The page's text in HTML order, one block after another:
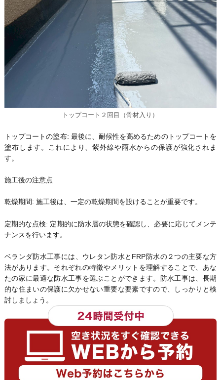
トップコート２回目（骨材入り）
トップコートの塗布: 最後に、耐候性を高めるためのトップコートを
塗布します。これにより、紫外線や雨水からの保護が強化されま
す。
施工後の注意点
乾燥期間: 施工後は、一定の乾燥期間を設けることが重要です。
定期的な点検: 定期的に防水層の状態を確認し、必要に応じてメンテ
ナンスを行います。
ベランダ防水工事には、ウレタン防水とFRP防水の２つの主要な方
法があります。それぞれの特徴やメリットを理解することで、あな
たの家に最適な防水工事を選ぶことができます。防水工事は、長期
的な住まいの保護に欠かせない重要な要素ですので、しっかりと検
討しましょう。